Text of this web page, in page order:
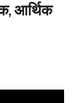
आर्थिक